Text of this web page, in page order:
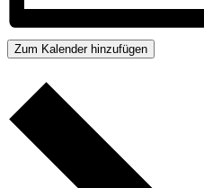
Zum Kalender hinzufügen